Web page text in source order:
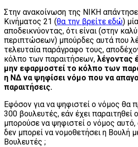
Στην ανακοίνωση της ΝΙΚΗ
Κινήματος 21 (θα την βρείτε εδώ)
αποδεικνύοντας, ότι είναι (στην
περιπτώσεων) μπούρδες αυτά που
τελευταία παράγραφο τους,
κόλπο των παραιτήσεων, λέγοντας
μην εφαρμοστεί το κόλπο των
η ΝΔ να ψηφίσει νόμο που να
παραιτήσεις.
Εφόσον για να ψηφιστεί ο νόμος θα
300 βουλευτές, εάν έχει
μπορούσε να ψηφιστεί ο νόμος
δεν μπορεί να νομοθετήσει η Βουλή
Βουλευτές ;